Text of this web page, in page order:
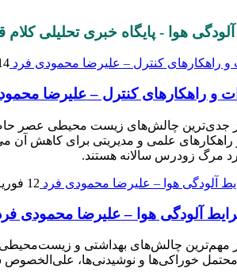
هوا - پایگاه خبری تحلیلی کلام
14 آوریل
و راهکارهای کنترل – علیرضا
جدی‌ترین چالش‌های زیست محیطی عصر
12 فوریه 2025
آلودگی هوا – علیرضا محمودی
از مهم‌ترین چالش‌های بهداشتی و
خوراکی‌ها و نوشیدنی‌ها، علی‌الخصوص